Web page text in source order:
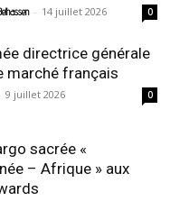
- 14 juillet 2026 0
directrice générale
marché français
9 juillet 2026 0
sacrée «
– Afrique » aux